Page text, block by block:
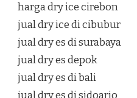
harga dry ice cirebon
jual dry ice di cibubur
jual dry es di surabaya
jual dry es depok
jual dry es di bali
jual dry es di sidoarjo